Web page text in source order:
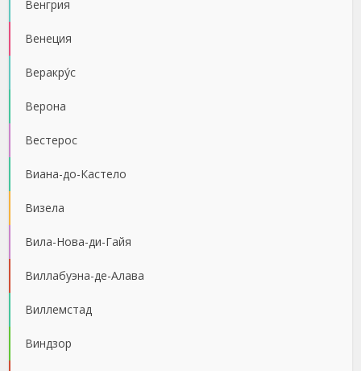
Венгрия
Венеция
Веракру́с
Верона
Вестерос
Виана-до-Кастело
Визела
Вила-Нова-ди-Гайя
Виллабуэна-де-Алава
Виллемстад
Виндзор